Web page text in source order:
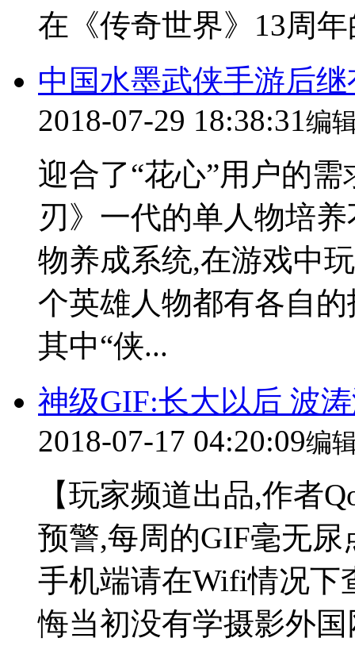
在《传奇世界》13周
中国水墨武侠手游后
2018-07-29 18:38:31编
迎合了“花心”用户的
刃》一代的单人物培
物养成系统,在游戏中
个英雄人物都有各自
其中“侠...
神级GIF:长大以后 波
2018-07-17 04:20:09编
【玩家频道出品,作者
预警,每周的GIF毫无
手机端请在Wifi情况下
悔当初没有学摄影外